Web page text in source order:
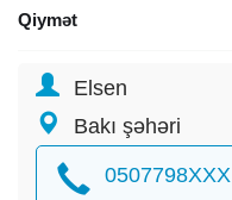
Qiymət
Elsen
Bakı şəhəri
0507798XXX